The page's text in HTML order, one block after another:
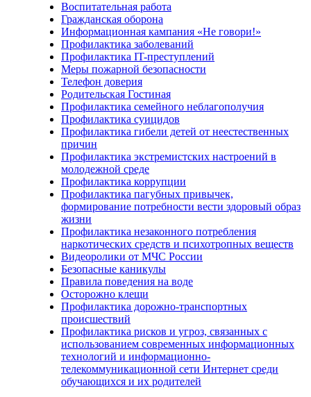
Воспитательная работа
Гражданская оборона
Информационная кампания «Не говори!»
Профилактика заболеваний
Профилактика IT-преступлений
Меры пожарной безопасности
Телефон доверия
Родительская Гостиная
Профилактика семейного неблагополучия
Профилактика суицидов
Профилактика гибели детей от неестественных
причин
Профилактика экстремистских настроений в
молодежной среде
Профилактика коррупции
Профилактика пагубных привычек,
формирование потребности вести здоровый образ
жизни
Профилактика незаконного потребления
наркотических средств и психотропных веществ
Видеоролики от МЧС России
Безопасные каникулы
Правила поведения на воде
Осторожно клещи
Профилактика дорожно-транспортных
происшествий
Профилактика рисков и угроз, связанных с
использованием современных информационных
технологий и информационно-
телекоммуникационной сети Интернет среди
обучающихся и их родителей